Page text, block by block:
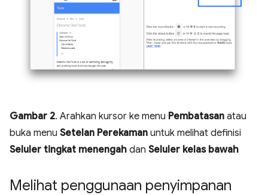
Gambar 2. Arahkan kursor ke menu Pembatasan atau
buka menu Setelan Perekaman untuk melihat definisi
Seluler tingkat menengah dan Seluler kelas bawah
Melihat penggunaan penyimpanan